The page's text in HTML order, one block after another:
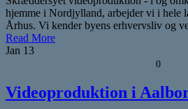
hjemme i Nordjylland, arbejder vi i hele
Århus. Vi kender byens erhvervsliv og
Read More
Jan 13
0
Videoproduktion i